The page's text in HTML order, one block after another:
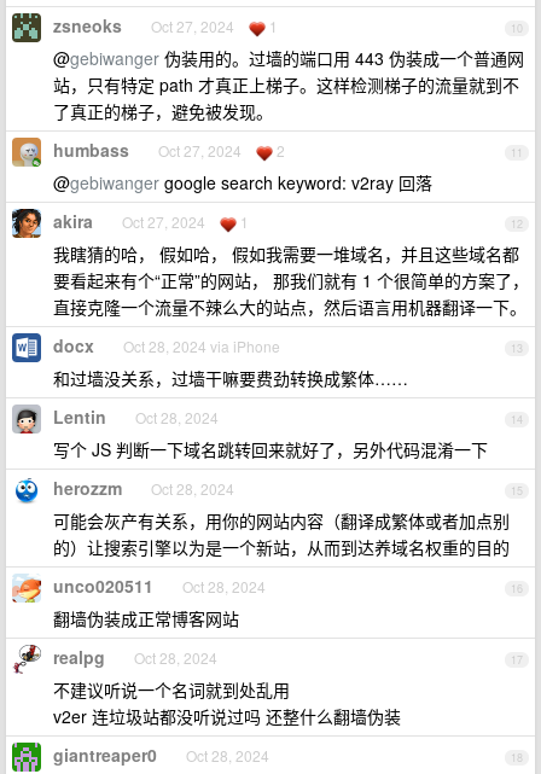
10
zsneoks Oct 27, 2024 1
@gebiwanger 伪装用的。过墙的端口用 443 伪装成一个普通网
站，只有特定 path 才真正上梯子。这样检测梯子的流量就到不
了真正的梯子，避免被发现。
11
humbass Oct 27, 2024 2
@gebiwanger google search keyword: v2ray 回落
12
akira Oct 27, 2024 1
我瞎猜的哈， 假如哈， 假如我需要一堆域名，并且这些域名都
要看起来有个“正常”的网站， 那我们就有 1 个很简单的方案了，
直接克隆一个流量不辣么大的站点，然后语言用机器翻译一下。
13
docx Oct 28, 2024 via iPhone
和过墙没关系，过墙干嘛要费劲转换成繁体……
14
Lentin Oct 28, 2024
写个 JS 判断一下域名跳转回来就好了，另外代码混淆一下
15
herozzm Oct 28, 2024
可能会灰产有关系，用你的网站内容（翻译成繁体或者加点别
的）让搜索引擎以为是一个新站，从而到达养域名权重的目的
16
unco020511 Oct 28, 2024
翻墙伪装成正常博客网站
17
realpg Oct 28, 2024
不建议听说一个名词就到处乱用
v2er 连垃圾站都没听说过吗 还整什么翻墙伪装
18
giantreaper0 Oct 28, 2024